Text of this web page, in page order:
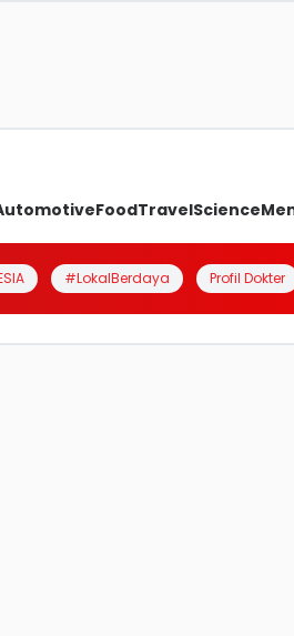
FoodTravelScience
#LokalBerdaya Profil Dokter